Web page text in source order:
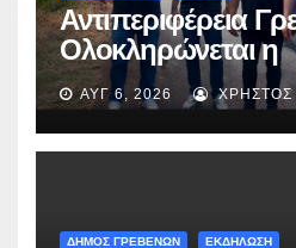
Αντιπεριφέρεια
Ολοκληρώνεται η
ασφαλτόστρωση
Περιβόλι –
ΑΥΓ 6, 2026 ΧΡΉΣΤΟΣ
ΔΗΜΟΣ ΓΡΕΒΕΝΩΝ ΕΚΔΗΛΩΣΗ